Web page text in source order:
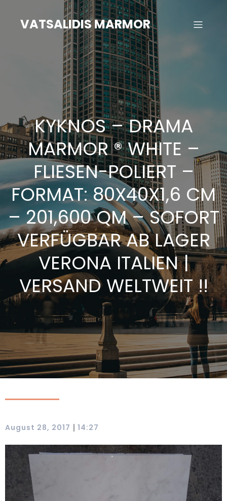
springenVATSALIDIS MARMOR
KYKNOS – DRAMA
MARMOR ® WHITE –
FLIESEN-POLIERT –
FORMAT: 80X40X1,6 CM
– 201,600 QM – SOFORT
VERFÜGBAR AB LAGER
VERONA ITALIEN |
VERSAND WELTWEIT !!
August 28, 2017 | 14:27